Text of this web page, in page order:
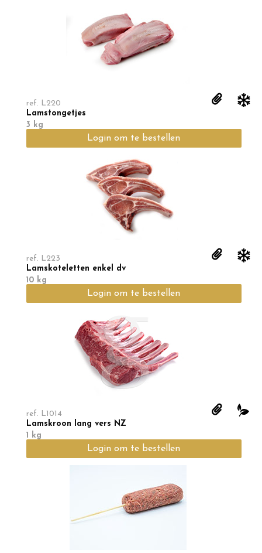
ref. L220
Lamstongetjes
3 kg
Login om te bestellen
ref. L223
Lamskoteletten enkel dv
10 kg
Login om te bestellen
ref. L1014
Lamskroon lang vers NZ
1 kg
Login om te bestellen